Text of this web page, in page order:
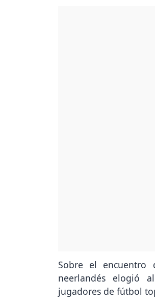
Sobre el encuentro
neerlandés elogió
jugadores de fútbol